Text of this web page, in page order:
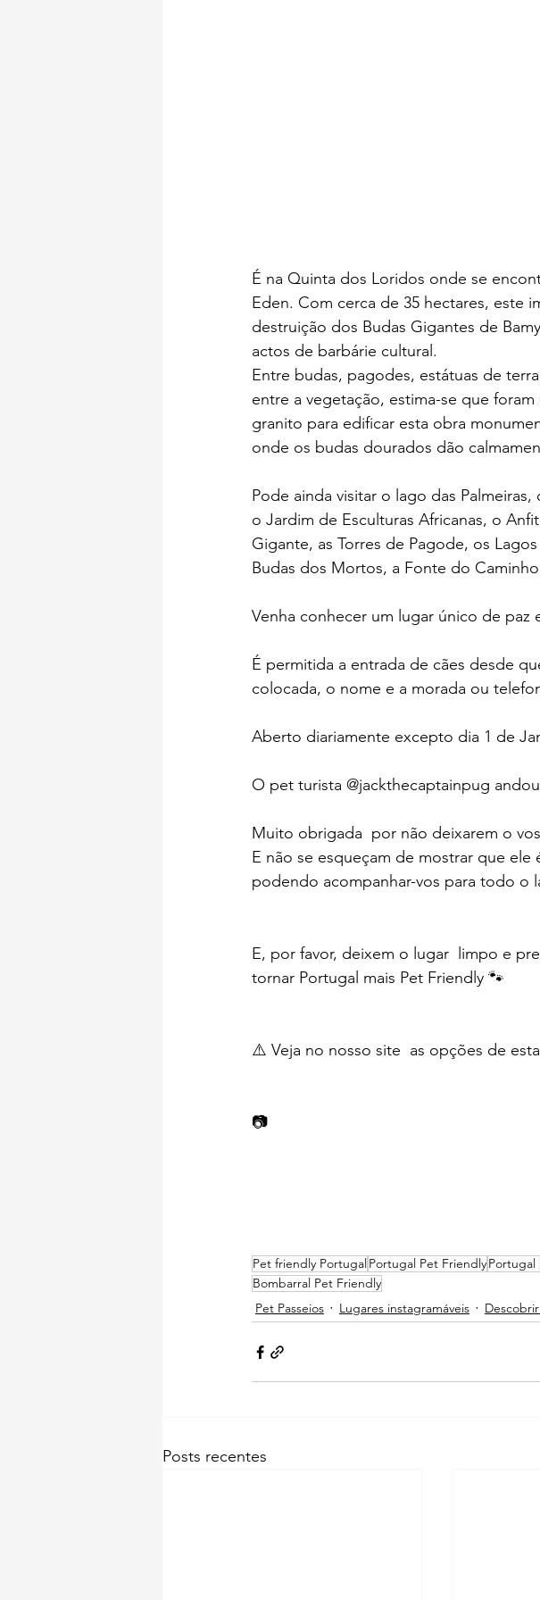
É na Quinta dos Loridos onde se
Eden. Com cerca de 35 hectares, este
destruição dos Budas Gigantes de
actos de barbárie cultural.
Entre budas, pagodes, estátuas de
entre a vegetação, estima-se que
granito para edificar esta obra
onde os budas dourados dão
Pode ainda visitar o lago das
o Jardim de Esculturas Africanas, o
Gigante, as Torres de Pagode, os
Budas dos Mortos, a Fonte do
Venha conhecer um lugar único de
É permitida a entrada de cães desde
colocada, o nome e a morada ou
Aberto diariamente excepto dia 1 de
O pet turista @jackthecaptainpug
Muito obrigada  por não deixarem o
E não se esqueçam de mostrar que
podendo acompanhar-vos para todo o
E, por favor, deixem o lugar  limpo e
tornar Portugal mais Pet Friendly 🐾
⚠️ Veja no nosso site  as opções de
📷
Pet friendly PortugalPortugal Pet FriendlyPortugal
Bombarral Pet Friendly
Pet Passeios
Lugares instagramáveis
Posts recentes